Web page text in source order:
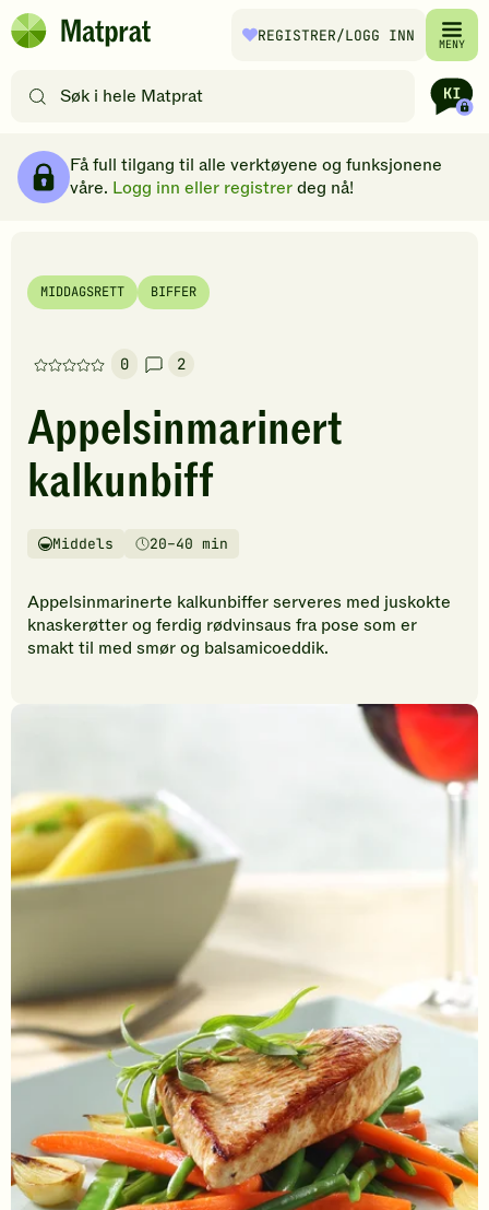
Hopp til hovedinnhold
Matprat
REGISTRER/LOGG INN MENY
etter
filtre
Få full tilgang til alle verktøyene og funksjonene
våre. Logg inn eller registrerdeg nå!
MIDDAGSRETT BIFFER
0
Denne
har
foreløpig
ingen
vurderinger.
den
til
å
vurdere
2
Appelsinmarinert
kalkunbiff
Vanskelighetsgrad
Middels
Tilberedningstid20–40 min
Appelsinmarinerte kalkunbiffer serveres med juskokte
knaskerøtter og ferdig rødvinsaus fra pose som er
smakt til med smør og balsamicoeddik.